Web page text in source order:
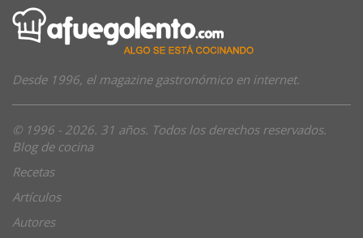
Desde 1996, el magazine gastronómico en internet.
© 1996 - 2026. 31 años. Todos los derechos reservados.
Blog de cocina
Recetas
Artículos
Autores